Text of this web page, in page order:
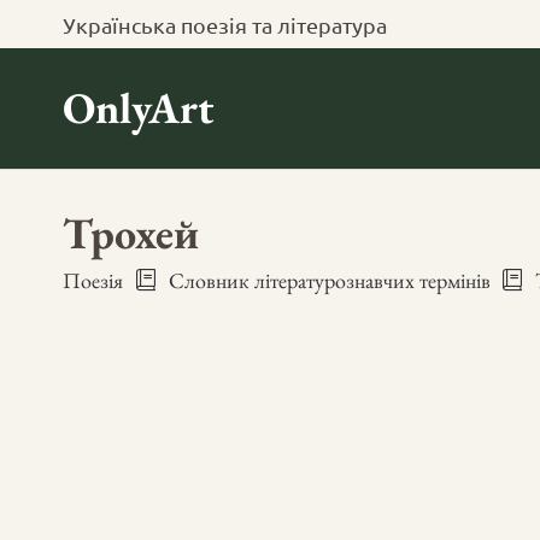
Українська поезія та література
OnlyArt
Трохей
Поезія Словник літературознавчих термінів